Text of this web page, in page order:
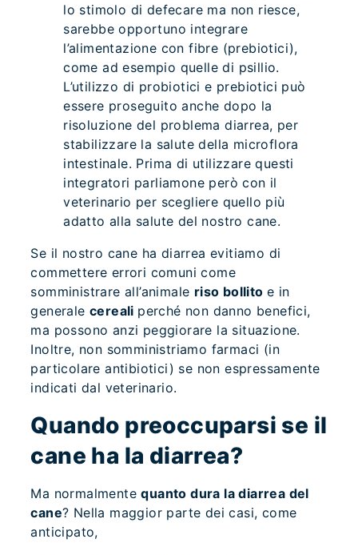
lo stimolo di defecare ma non riesce,
sarebbe opportuno integrare
l’alimentazione con fibre (prebiotici),
come ad esempio quelle di psillio.
L’utilizzo di probiotici e prebiotici può
essere proseguito anche dopo la
risoluzione del problema diarrea, per
stabilizzare la salute della microflora
intestinale. Prima di utilizzare questi
integratori parliamone però con il
veterinario per scegliere quello più
adatto alla salute del nostro cane.
Se il nostro cane ha diarrea evitiamo di
commettere errori comuni come
somministrare all’animale riso bollitoe in
generalecereali perché non danno benefici,
ma possono anzi peggiorare la situazione.
Inoltre, non somministriamo farmaci (in
particolare antibiotici) se non espressamente
indicati dal veterinario.
Quando preoccuparsi se il
cane ha la diarrea?
Ma normalmentequanto dura la diarrea del
cane? Nella maggior parte dei casi, come
anticipato,